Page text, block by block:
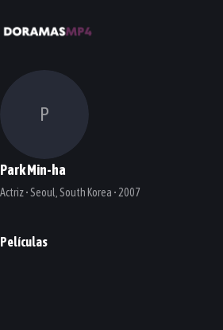
P
Park Min-ha
Actriz • Seoul, South Korea • 2007
Películas
Confidential Assignment